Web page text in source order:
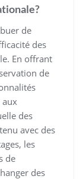
de
des
En offrant
de
aux
des
avec des
les
de
des